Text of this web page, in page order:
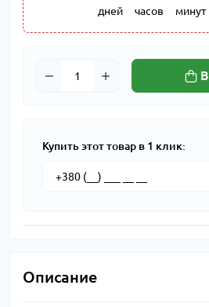
дней часов минут
Купить этот товар в 1 клик:
Описание